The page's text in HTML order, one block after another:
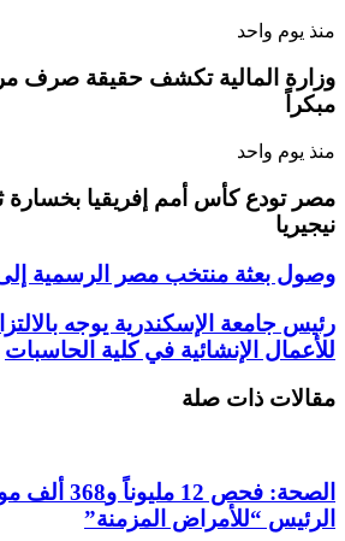
منذ يوم واحد
وزارة المالية تكشف حقيقة صرف
مبكراً
منذ يوم واحد
مصر تودع كأس أمم إفريقيا بخسارة
نيجيريا
وصول بعثة منتخب مصر الرسمية
رئيس جامعة الإسكندرية يوجه
للأعمال الإنشائية في كلية الحاسبات
مقالات ذات صلة
الصحة: فحص
الرئيس “للأمراض المزمنة”